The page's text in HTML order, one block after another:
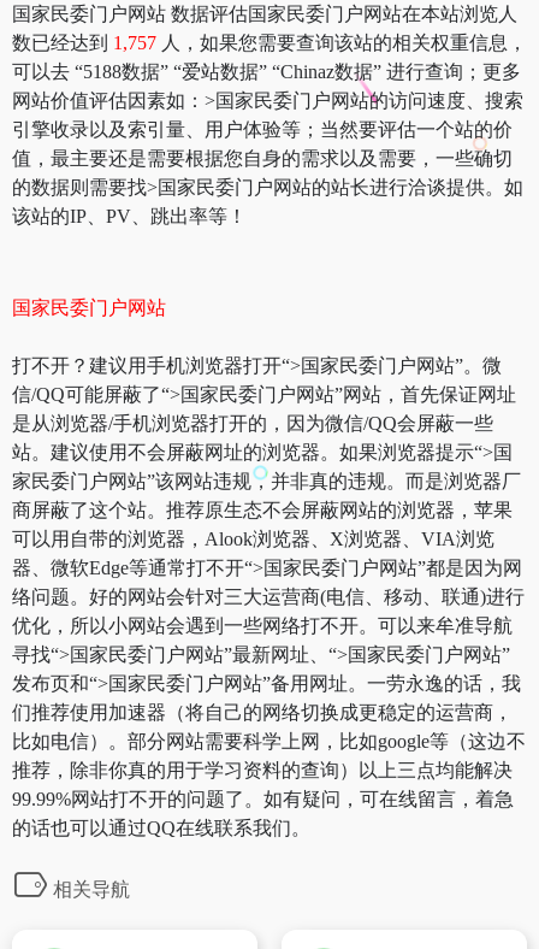
国家民委门户网站 数据评估国家民委门户网站在本站浏览人
数已经达到 1,757 人，如果您需要查询该站的相关权重信息，
可以去 “5188数据” “爱站数据” “Chinaz数据” 进行查询；更多
网站价值评估因素如：>国家民委门户网站的访问速度、搜索
引擎收录以及索引量、用户体验等；当然要评估一个站的价
值，最主要还是需要根据您自身的需求以及需要，一些确切
的数据则需要找>国家民委门户网站的站长进行洽谈提供。如
该站的IP、PV、跳出率等！
国家民委门户网站
打不开？建议用手机浏览器打开“>国家民委门户网站”。微
信/QQ可能屏蔽了“>国家民委门户网站”网站，首先保证网址
是从浏览器/手机浏览器打开的，因为微信/QQ会屏蔽一些
站。建议使用不会屏蔽网址的浏览器。如果浏览器提示“>国
家民委门户网站”该网站违规，并非真的违规。而是浏览器厂
商屏蔽了这个站。推荐原生态不会屏蔽网站的浏览器，苹果
可以用自带的浏览器，Alook浏览器、X浏览器、VIA浏览
器、微软Edge等通常打不开“>国家民委门户网站”都是因为网
络问题。好的网站会针对三大运营商(电信、移动、联通)进行
优化，所以小网站会遇到一些网络打不开。可以来牟准导航
寻找“>国家民委门户网站”最新网址、“>国家民委门户网站”
发布页和“>国家民委门户网站”备用网址。一劳永逸的话，我
们推荐使用加速器（将自己的网络切换成更稳定的运营商，
比如电信）。部分网站需要科学上网，比如google等（这边不
推荐，除非你真的用于学习资料的查询）以上三点均能解决
99.99%网站打不开的问题了。如有疑问，可在线留言，着急
的话也可以通过QQ在线联系我们。
相关导航